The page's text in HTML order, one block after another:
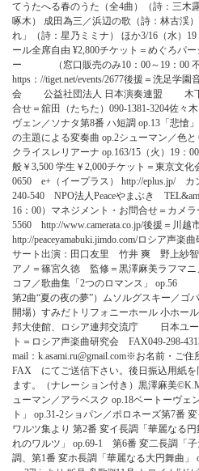
て う たへる春のう た （全4曲 ） （詩 ： 三木
啄木） 成田為三 ／浜辺の歌 （詩 ： 林古渓）
れ 」 （詩 ： 星乃 ミ ミ ナ ） ほか3/16 （水） 19
ール全席自 由 ¥2,800チケ ッ ト ＝ め ぐろパー
ー
（ 窓口販売のみ10 ： 00～ 19 ： 00
https ： //tiget.net/events/2677後援 ＝ 洗足学園
会
公益社 団法人 日 本演奏連盟 木
合せ ＝ 舘田 （たちた ） 090-1381-3204佐々木
ヴェン ／ ソナタ第8番 ハ短調 op.13 「 悲愴 」
の主題によ る変奏曲 op.2シューマン ／色と
ク ラ イ スレ リ アーナ op.163/15 （ 火 ） 19 ： 00
般 ￥ 3,500 学生 ￥ 2,000チケ ッ ト ＝ 東京文化
0650 e+ （ イ ープラ ス ） http://eplus.jp/ カ
240-540 NPO法人Peaceやま ぶき TEL&am
16 ： 00） マネジ メ ン ト ・ お問合せ ＝ カ メ ラ
5560 http://www.camerata.co.jp/後援 ＝ 川 越
http://peaceyamabuki.jimdo.com/ロ シア声楽曲
サー ト 出演 ： 田 口友里 竹井 爽 野上紗智
ア ノ ＝ 篠宮久徳 監修 ＝ 黒澤麻美ラ フマニ
コ フ ／歌曲集 「 2つのロ マンス 」 op.56
第2曲“夏の夜の夢”） ムソルグスキー ／ ゴパ
開場） すみだ ト リ フ ォ ニーホール 小ホール
邦大使館、 ロ シア連邦交流庁 日 本ユー
ト ＝ ロ シア声楽曲研究会 FAX049-298-431
mail ： k.asami.ru@gmail.com※お名前 ・ ご住
FAX にてご送信下さ い。 後 日 振込用紙を
ま す。 （ナレーシ ョ ン付き ） 黒澤麻美©K.
ューマン ／ アラベスク op.18ベー ト ーヴェ
ト 」 op.31-2シ ョパン ／ポロ ネーズ第7番 変
ワルツ集よ り 第2番 変イ長調 「 華麗なる 円
れのワルツ 」 op.69-1 第6番 変二長調 「 子
調 、 第1番 変ホ長調 「 華麗なる大円舞曲 」